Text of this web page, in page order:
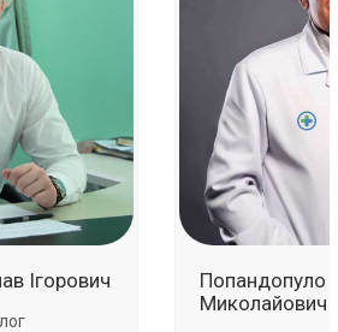
Ігорович
Попандопуло
Миколайович